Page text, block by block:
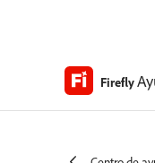
Firefly